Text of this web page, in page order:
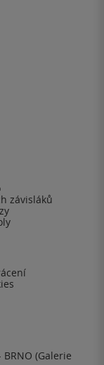
závisláků
BRNO (Galerie